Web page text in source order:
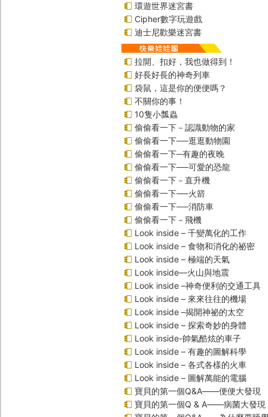
環遊世界迷宮書
Cipher數字玩遊戲
迪士尼歡樂迷宮書
拉開、扣好，我也做得到！
好長好長的神奇列車
袋鼠，這是你的便便嗎？
不關你的事！
10隻小瓢蟲
偷偷看一下－認識動物的家
偷偷看一下──逛逛動物園
偷偷看一下─有趣的夜晚
偷偷看一下──可愛的恐龍
偷偷看一下－直升機
偷偷看一下──火箭
偷偷看一下──消防車
偷偷看一下－飛機
Look inside – 千變萬化的工作
Look inside – 食物和消化的祕密
Look inside – 極端的天氣
Look inside—火山與地震
Look inside –神奇便利的交通工具
Look inside – 來來往往的機場
Look inside –揭開神祕的太空
Look inside – 探索奇妙的身體
Look inside-帥氣酷炫的車子
Look inside – 有趣的圖解科學
Look inside – 各式各樣的火車
Look inside – 圖解萬能的電腦
寶貝的第一個Q&A――便便大發現
寶貝的第一個Q & A――病菌大發現